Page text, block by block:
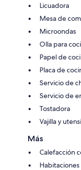
Licuadora
Mesa de
Microondas
Olla para
Papel de
Placa de
Servicio de
Servicio de
Tostadora
Vajilla y
Más
Calefacción